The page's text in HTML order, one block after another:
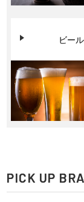
ビール
PICK UP